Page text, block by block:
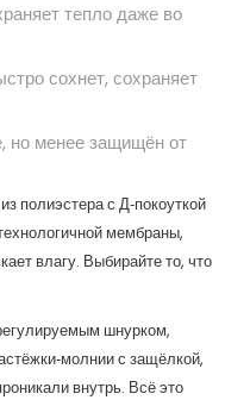
тепло даже во
сохнет, сохраняет
но менее защищён от
полиэстера с Д‑покоуткой
мембраны,
влагу. Выбирайте то, что
шнурком,
с защёлкой,
внутрь. Всё это